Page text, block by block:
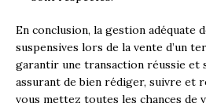
En conclusion, la gestion adéquate
suspensives lors de la vente d’un
garantir une transaction réussie et
assurant de bien rédiger, suivre et
vous mettez toutes les chances de